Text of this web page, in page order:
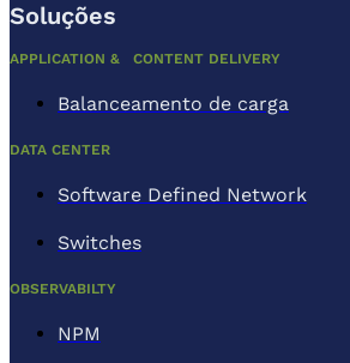
Soluções
APPLICATION & CONTENT DELIVERY
Balanceamento de carga
DATA CENTER
Software Defined Network
Switches
OBSERVABILTY
NPM